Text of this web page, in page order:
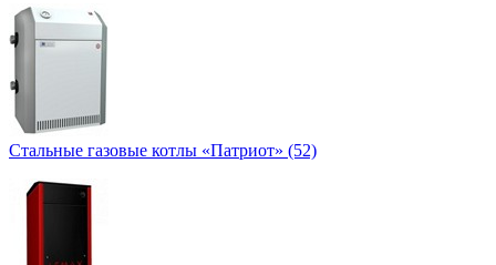
Стальные газовые котлы «Патриот» (52)